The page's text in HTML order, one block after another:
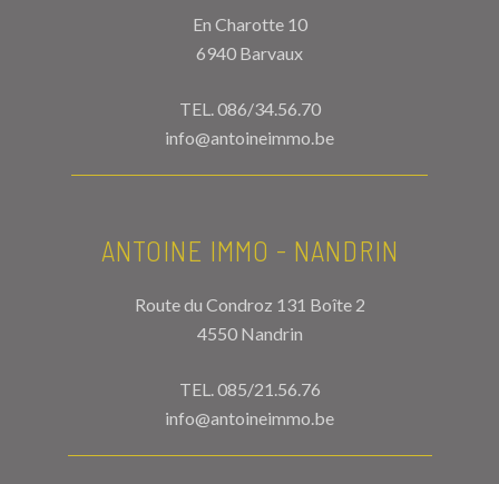
En Charotte 10
6940 Barvaux
TEL.086/34.56.70
info@antoineimmo.be
ANTOINE IMMO - NANDRIN
Route du Condroz 131 Boîte 2
4550 Nandrin
TEL.085/21.56.76
info@antoineimmo.be